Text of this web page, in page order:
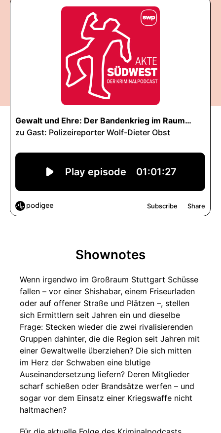
Shownotes
Wenn irgendwo im Großraum Stuttgart Schüsse
fallen – vor einer Shishabar, einem Friseurladen
oder auf offener Straße und Plätzen –, stellen
sich Ermittlern seit Jahren ein und dieselbe
Frage: Stecken wieder die zwei rivalisierenden
Gruppen dahinter, die die Region seit Jahren mit
einer Gewaltwelle überziehen? Die sich mitten
im Herz der Schwaben eine blutige
Auseinandersetzung liefern? Deren Mitglieder
scharf schießen oder Brandsätze werfen – und
sogar vor dem Einsatz einer Kriegswaffe nicht
haltmachen?